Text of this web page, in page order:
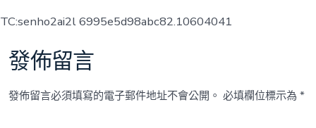
TC:senho2ai2l 6995e5d98abc82.10604041
發佈留言
發佈留言必須填寫的電子郵件地址不會公開。 必填欄位標示為*